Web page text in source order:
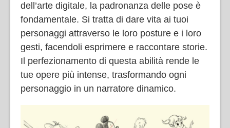
dell’arte digitale, la padronanza delle pose è
fondamentale. Si tratta di dare vita ai tuoi
personaggi attraverso le loro posture e i loro
gesti, facendoli esprimere e raccontare storie.
Il perfezionamento di questa abilità rende le
tue opere più intense, trasformando ogni
personaggio in un narratore dinamico.